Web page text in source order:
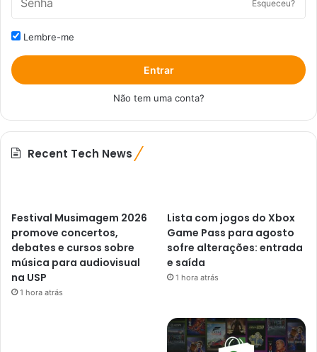
Esqueceu?
Lembre-me
Entrar
Não tem uma conta?
Recent Tech News
Festival Musimagem 2026
promove concertos,
debates e cursos sobre
música para audiovisual
na USP
1 hora atrás
Lista com jogos do Xbox
Game Pass para agosto
sofre alterações: entrada
e saída
1 hora atrás